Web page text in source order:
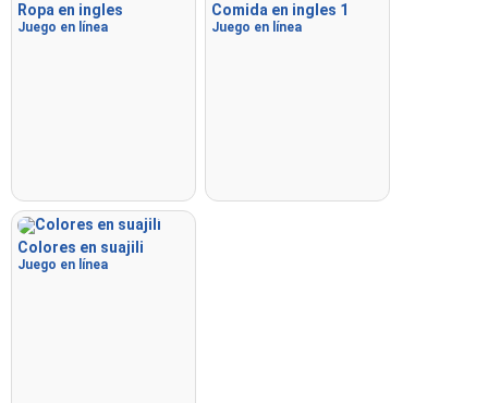
Ropa en ingles
Juego en línea
Comida en ingles 1
Juego en línea
Colores en suajili
Juego en línea